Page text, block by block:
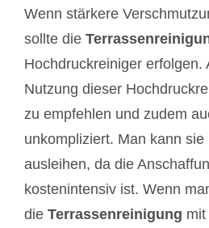
Wenn stärkere
sollte die
Hochdruckreiniger erfolgen.
Nutzung dieser
zu empfehlen und zudem
unkompliziert. Man kann sie
ausleihen, da die
kostenintensiv ist. Wenn
die Terrassenreinigung mit